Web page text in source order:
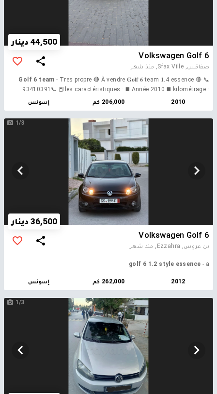
44,500 دينار
Volkswagen Golf 6
صفاقس, Sfax Ville,
منذ شهر
Golf 6 team - Tres propre 🔴 À vendre 𝐆𝐨𝐥𝐟 𝟔 team 𝟏.4 essence 🔴 📞
93410391📞 📕les caractéristiques : ◼️ Année 2010 ◼️ kilométrage :
206.000 certifié ◼️ Énergie : essence ⛽️ ◼️ Puissance fiscale : 5 ch ◼️
siège réglables ◼️ jante alu ◼️climatiseur climatronic ◼️radar de recul
de ram ◼️auto headlight ◼️lave feu \
2010 206,000 كم إسونس
1/3
36,500 دينار
Volkswagen Golf 6
بن عروس, Ezzahra, منذ شهر
golf 6 1.2 style essence - a
2012 262,000 كم إسونس
1/3